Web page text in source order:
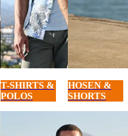
T-SHIRTS &
POLOS
HOSEN &
SHORTS